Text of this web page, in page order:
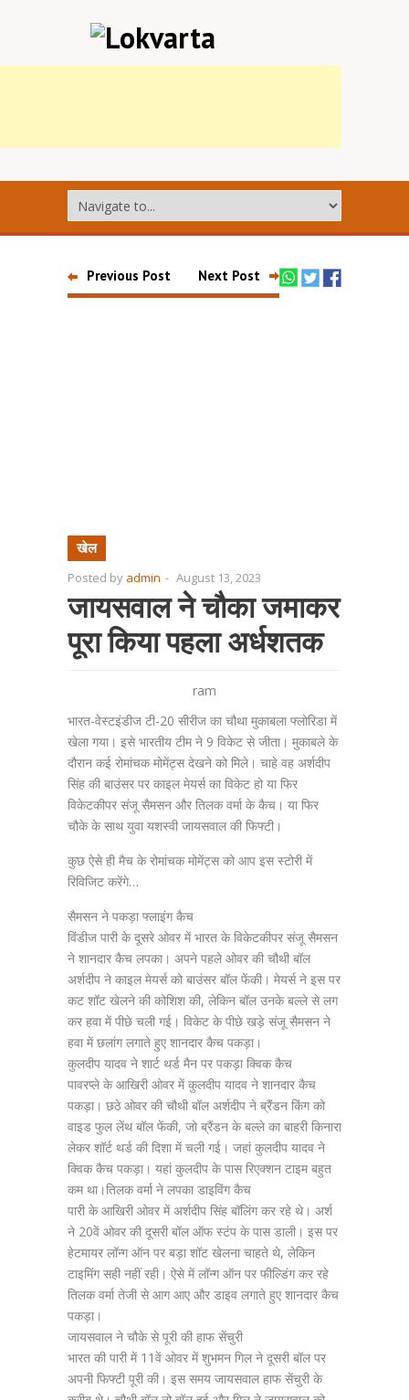
Previous Post Next Post
खेल
Posted by admin - August 13, 2023
जायसवाल ने चौका जमाकर
पूरा किया पहला अर्धशतक
ram
भारत-वेस्टइंडीज टी-20 सीरीज का चौथा मुकाबला फ्लोरिडा में
खेला गया। इसे भारतीय टीम ने 9 विकेट से जीता। मुकाबले के
दौरान कई रोमांचक मोमेंट्स देखने को मिले। चाहे वह अर्शदीप
सिंह की बाउंसर पर काइल मेयर्स का विकेट हो या फिर
विकेटकीपर संजू सैमसन और तिलक वर्मा के कैच। या फिर
चौके के साथ युवा यशस्वी जायसवाल की फिफ्टी।
कुछ ऐसे ही मैच के रोमांचक मोमेंट्स को आप इस स्टोरी में
रिविजिट करेंगे…
सैमसन ने पकड़ा फ्लाइंग कैच
विंडीज पारी के दूसरे ओवर में भारत के विकेटकीपर संजू सैमसन
ने शानदार कैच लपका। अपने पहले ओवर की चौथी बॉल
अर्शदीप ने काइल मेयर्स को बाउंसर बॉल फेंकी। मेयर्स ने इस पर
कट शॉट खेलने की कोशिश की, लेकिन बॉल उनके बल्ले से लग
कर हवा में पीछे चली गई। विकेट के पीछे खड़े संजू सैमसन ने
हवा में छलांग लगाते हुए शानदार कैच पकड़ा।
कुलदीप यादव ने शार्ट थर्ड मैन पर पकड़ा क्विक कैच
पावरप्ले के आखिरी ओवर में कुलदीप यादव ने शानदार कैच
पकड़ा। छठे ओवर की चौथी बॉल अर्शदीप ने ब्रैंडन किंग को
वाइड फुल लेंथ बॉल फेंकी, जो ब्रैंडन के बल्ले का बाहरी किनारा
लेकर शॉर्ट थर्ड की दिशा में चली गई। जहां कुलदीप यादव ने
क्विक कैच पकड़ा। यहां कुलदीप के पास रिएक्शन टाइम बहुत
कम था।तिलक वर्मा ने लपका डाइविंग कैच
पारी के आखिरी ओवर में अर्शदीप सिंह बॉलिंग कर रहे थे। अर्श
ने 20वें ओवर की दूसरी बॉल ऑफ स्टंप के पास डाली। इस पर
हेटमायर लॉन्ग ऑन पर बड़ा शॉट खेलना चाहते थे, लेकिन
टाइमिंग सही नहीं रही। ऐसे में लॉन्ग ऑन पर फील्डिंग कर रहे
तिलक वर्मा तेजी से आग आए और डाइव लगाते हुए शानदार कैच
पकड़ा।
जायसवाल ने चौके से पूरी की हाफ सेंचुरी
भारत की पारी में 11वें ओवर में शुभमन गिल ने दूसरी बॉल पर
अपनी फिफ्टी पूरी की। इस समय जायसवाल हाफ सेंचुरी के